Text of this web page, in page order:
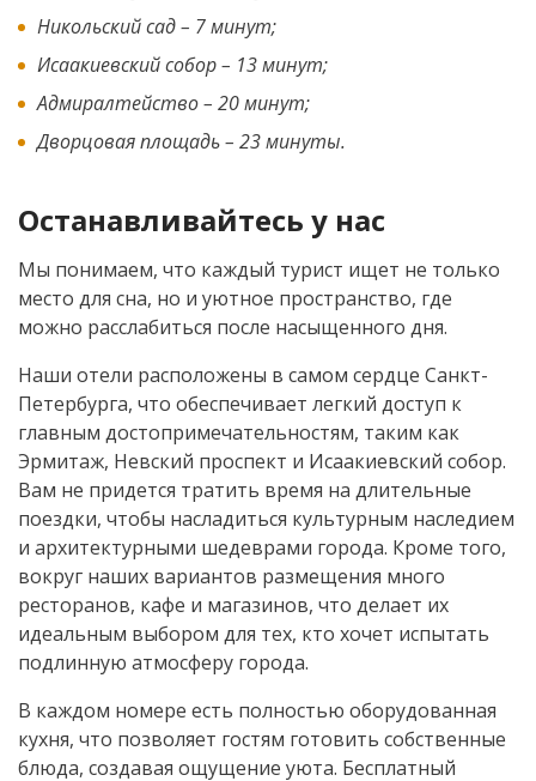
Никольский сад – 7 минут;
Исаакиевский собор – 13 минут;
Адмиралтейство – 20 минут;
Дворцовая площадь – 23 минуты.
Останавливайтесь у нас
Мы понимаем, что каждый турист ищет не только
место для сна, но и уютное пространство, где
можно расслабиться после насыщенного дня.
Наши отели расположены в самом сердце Санкт-
Петербурга, что обеспечивает легкий доступ к
главным достопримечательностям, таким как
Эрмитаж, Невский проспект и Исаакиевский собор.
Вам не придется тратить время на длительные
поездки, чтобы насладиться культурным наследием
и архитектурными шедеврами города. Кроме того,
вокруг наших вариантов размещения много
ресторанов, кафе и магазинов, что делает их
идеальным выбором для тех, кто хочет испытать
подлинную атмосферу города.
В каждом номере есть полностью оборудованная
кухня, что позволяет гостям готовить собственные
блюда, создавая ощущение уюта. Бесплатный